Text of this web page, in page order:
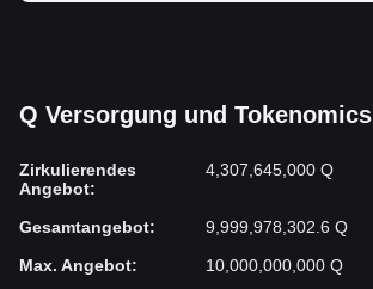
Q Versorgung und Tokenomics
Zirkulierendes
Angebot:
4,307,645,000 Q
Gesamtangebot:
9,999,978,302.6 Q
Max. Angebot:
10,000,000,000 Q